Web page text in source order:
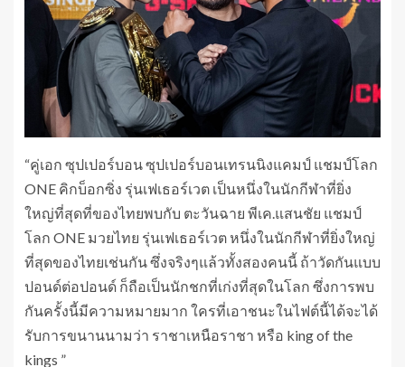
“คู่เอก ซุปเปอร์บอน ซุปเปอร์บอนเทรนนิงแคมป์ แชมป์โลก
ONE คิกบ็อกซิ่ง รุ่นเฟเธอร์เวต เป็นหนึ่งในนักกีฬาที่ยิ่ง
ใหญ่ที่สุดที่ของไทยพบกับ ตะวันฉาย พีเค.แสนชัย แชมป์
โลก ONE มวยไทย รุ่นเฟเธอร์เวต หนึ่งในนักกีฬาที่ยิ่งใหญ่
ที่สุดของไทยเช่นกัน ซึ่งจริงๆแล้วทั้งสองคนนี้ ถ้าวัดกันแบบ
ปอนด์ต่อปอนด์ ก็ถือเป็นนักชกที่เก่งที่สุดในโลก ซึ่งการพบ
กันครั้งนี้มีความหมายมาก ใครที่เอาชนะในไฟต์นี้ได้จะได้
รับการขนานนามว่า ราชาเหนือราชา หรือ king of the
kings ”